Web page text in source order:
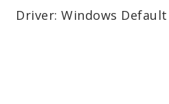
Driver: Windows